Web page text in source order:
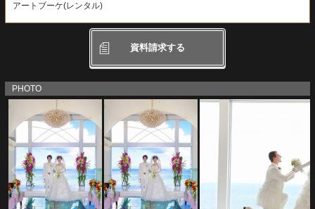
アートブーケ(レンタル)
資料請求する
PHOTO